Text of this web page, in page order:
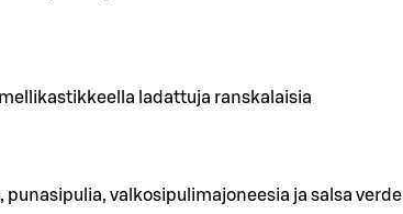
ladattuja ranskalaisia
valkosipulimajoneesia ja salsa verde